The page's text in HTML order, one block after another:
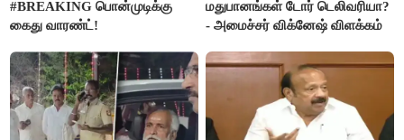
#BREAKING பொன்முடிக்கு
கைது வாரண்ட்!
மதுபானங்கள் டோர் டெலிவரியா?
- அமைச்சர் விக்னேஷ் விளக்கம்